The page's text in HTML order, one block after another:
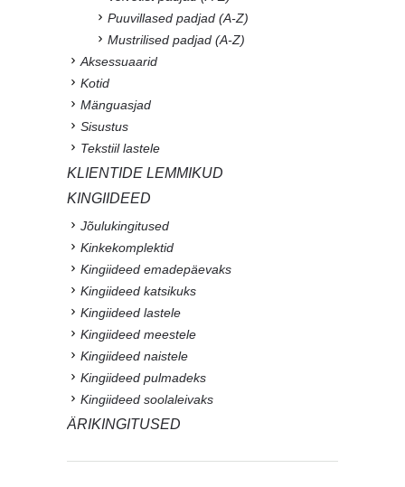
Puuvillased padjad (A-Z)
Mustrilised padjad (A-Z)
Aksessuaarid
Kotid
Mänguasjad
Sisustus
Tekstiil lastele
KLIENTIDE LEMMIKUD
KINGIIDEED
Jõulukingitused
Kinkekomplektid
Kingiideed emadepäevaks
Kingiideed katsikuks
Kingiideed lastele
Kingiideed meestele
Kingiideed naistele
Kingiideed pulmadeks
Kingiideed soolaleivaks
ÄRIKINGITUSED